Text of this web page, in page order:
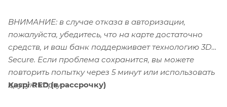
ВНИМАНИЕ: в случае отказа в авторизации,
пожалуйста, убедитесь, что на карте достаточно
средств, и ваш банк поддерживает технологию 3D-
Secure. Если проблема сохранится, вы можете
повторить попытку через 5 минут или использовать
другую карту.
Kaspi RED (в рассрочку)